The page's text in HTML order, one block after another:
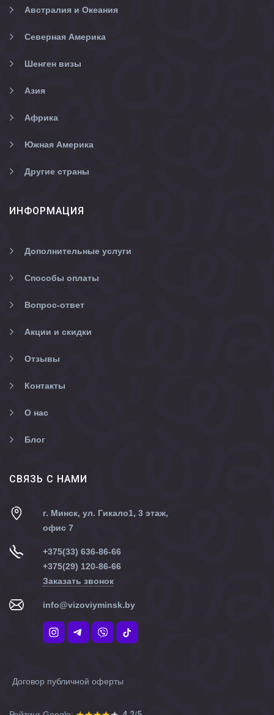
Австралия и Океания
Северная Америка
Шенген визы
Азия
Африка
Южная Америка
Другие страны
ИНФОРМАЦИЯ
Дополнительные услуги
Способы оплаты
Вопрос-ответ
Акции и скидки
Отзывы
Контакты
О нас
Блог
CВЯЗЬ С НАМИ
г. Минск, ул. Гикало1, 3 этаж,
офис 7
+375(33) 636-86-66
+375(29) 120-86-66
Заказать звонок
info@vizoviyminsk.by
Договор публичной оферты